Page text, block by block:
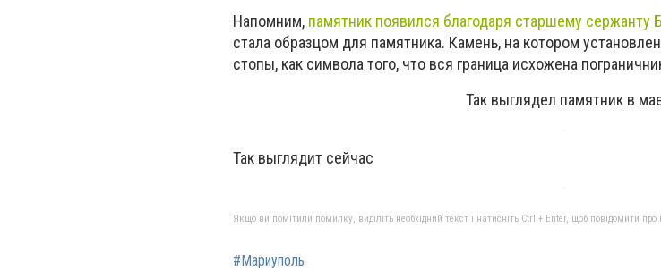
Напомним, памятник появился благодаря старшему сержанту
стала образцом для памятника. Камень, на котором
стопы, как символа того, что вся граница исхожена
Так выглядел памятник в
Так выглядит сейчас
Якщо ви помітили помилку, виділіть необхідний текст і натисніть Ctrl + Enter, щоб повідомити про
#Мариуполь